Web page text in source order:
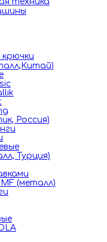
крючки
Россия)
Турция)
MF (металл)